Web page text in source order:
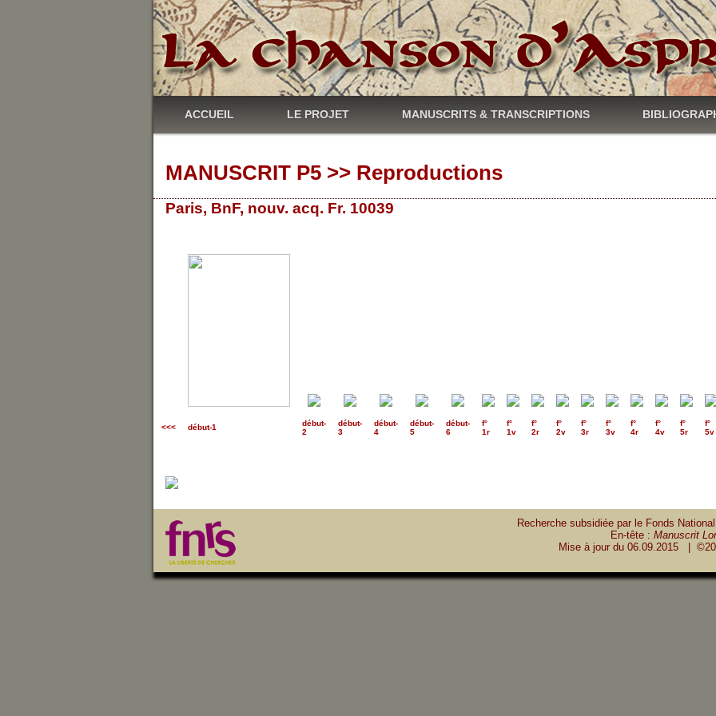
ACCUEIL LE PROJET MANUSCRITS & TRANSCRIPTIONS
MANUSCRIT P5 >> Reproductions
Paris, BnF, nouv. acq. Fr. 10039
<<< début-1 début-
2
début-
3
début-
4
début-
5
début-
6
f°
1r
f°
1v
f°
2r
f°
2v
f°
3r
f°
3v
f°
4r
f°
4v
f°
5r
f°
5v
Recherche subsidiée par le Fonds
En-tête : Manuscrit
Mise à jour du 06.09.2015 |